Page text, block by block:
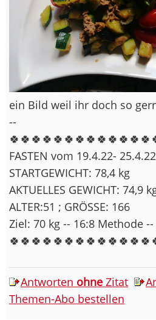
ein Bild weil ihr doch so
--
FASTEN vom 19.4.22- 25.4.22
STARTGEWICHT: 78,4 kg
AKTUELLES GEWICHT: 74,9
ALTER:51 ; GRÖSSE: 166
Ziel: 70 kg -- 16:8 Methode --
Antworten ohne Zitat
Themen-Abo bestellen